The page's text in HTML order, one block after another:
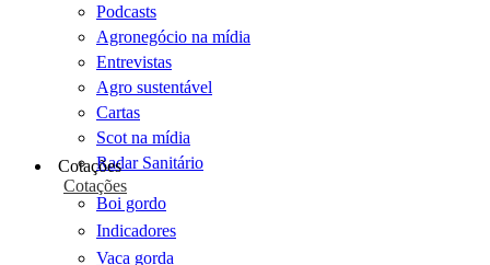
Podcasts
Agronegócio na mídia
Entrevistas
Agro sustentável
Cartas
Scot na mídia
Radar Sanitário
Cotações
Cotações
Boi gordo
Indicadores
Vaca gorda